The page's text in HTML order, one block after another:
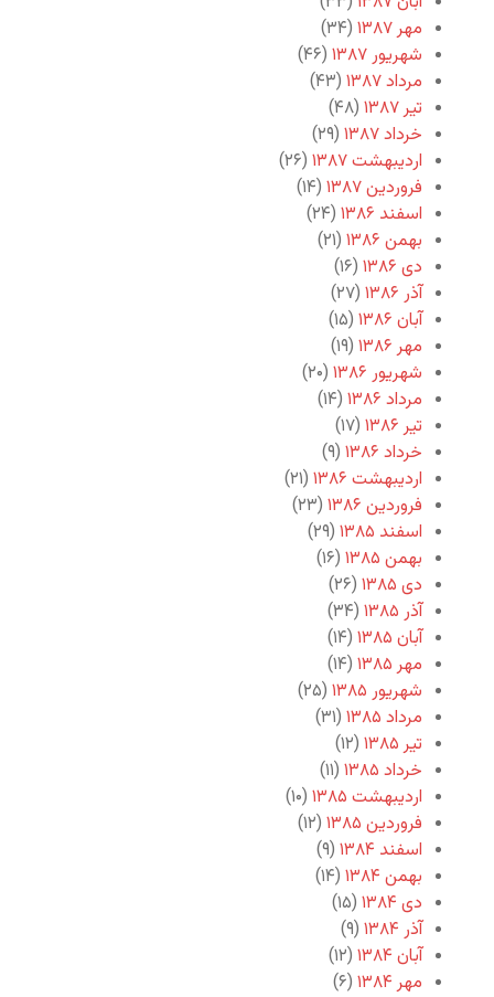
مهر ۱۳۸۷
(۳۴)
شهریور ۱۳۸۷
(۴۶)
مرداد ۱۳۸۷
(۴۳)
تیر ۱۳۸۷
(۴۸)
خرداد ۱۳۸۷
(۲۹)
اردیبهشت ۱۳۸۷
(۲۶)
فروردین ۱۳۸۷
(۱۴)
اسفند ۱۳۸۶
(۲۴)
بهمن ۱۳۸۶
(۲۱)
دی ۱۳۸۶
(۱۶)
آذر ۱۳۸۶
(۲۷)
آبان ۱۳۸۶
(۱۵)
مهر ۱۳۸۶
(۱۹)
شهریور ۱۳۸۶
(۲۰)
مرداد ۱۳۸۶
(۱۴)
تیر ۱۳۸۶
(۱۷)
خرداد ۱۳۸۶
(۹)
اردیبهشت ۱۳۸۶
(۲۱)
فروردین ۱۳۸۶
(۲۳)
اسفند ۱۳۸۵
(۲۹)
بهمن ۱۳۸۵
(۱۶)
دی ۱۳۸۵
(۲۶)
آذر ۱۳۸۵
(۳۴)
آبان ۱۳۸۵
(۱۴)
مهر ۱۳۸۵
(۱۴)
شهریور ۱۳۸۵
(۲۵)
مرداد ۱۳۸۵
(۳۱)
تیر ۱۳۸۵
(۱۲)
خرداد ۱۳۸۵
(۱۱)
اردیبهشت ۱۳۸۵
(۱۰)
فروردین ۱۳۸۵
(۱۲)
اسفند ۱۳۸۴
(۹)
بهمن ۱۳۸۴
(۱۴)
دی ۱۳۸۴
(۱۵)
آذر ۱۳۸۴
(۹)
آبان ۱۳۸۴
(۱۲)
مهر ۱۳۸۴
(۶)